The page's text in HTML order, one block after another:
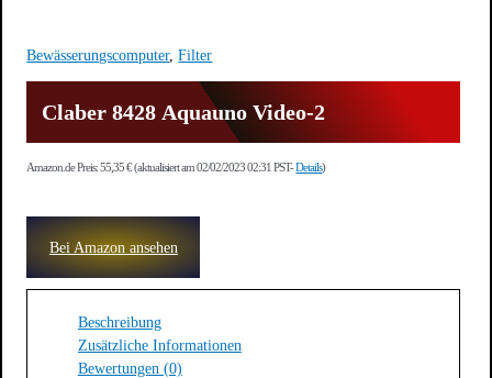
Bewässerungscomputer,Filter
Claber 8428 Aquauno Video-2
Amazon.de Preis:55,35€(aktualisiert am 02/02/2023 02:31 PST-Details)
Bei Amazon ansehen
Beschreibung
Zusätzliche Informationen
Bewertungen (0)